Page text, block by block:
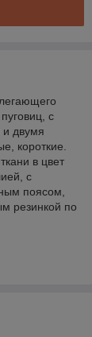
с
и двумя
короткие.
в цвет
с
поясом,
резинкой по